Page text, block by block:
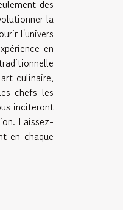
des
la
l'univers
en
culinaire,
chefs les
inciteront
Laissez-
en chaque